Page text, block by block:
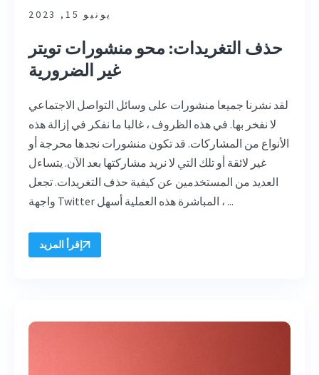
يونيو 15, 2023
حذف التغريدات: محو منشورات تويتر
غير الضرورية
لقد نشرنا جميعا منشورات على وسائل التواصل الاجتماعي
لا نفخر بها. في هذه الظروف ، غالبا ما نفكر في إزالة هذه
الأنواع من المشاركات. قد تكون منشورات نجدها محرجة أو
غير لائقة أو تلك التي لا نريد مشاركتها بعد الآن. يتساءل
العديد من المستخدمين عن كيفية حذف التغريدات. تجعل
واجهة Twitter المباشرة هذه العملية أسهل ، ...
إقرأ المزيد